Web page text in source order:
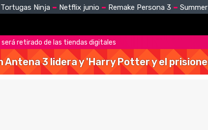
Ninja Netflix junio Remake Persona 3
será retirado de las tiendas digitales
3 lidera y 'Harry Potter y el